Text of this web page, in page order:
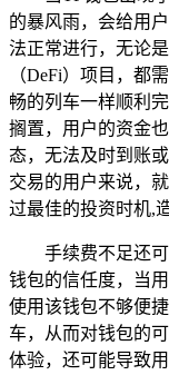
的暴风雨，会给用
法正常进行，无论
（DeFi）项目，都
畅的列车一样顺利
搁置，用户的资金
态，无法及时到账
交易的用户来说，
过最佳的投资时机,
手续费不足还
钱包的信任度，当
使用该钱包不够便
车，从而对钱包的
体验，还可能导致